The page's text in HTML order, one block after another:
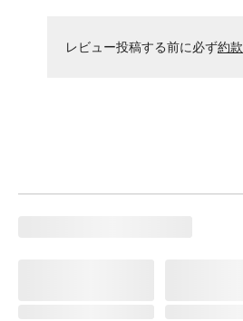
レビュー投稿する前に必ず約款